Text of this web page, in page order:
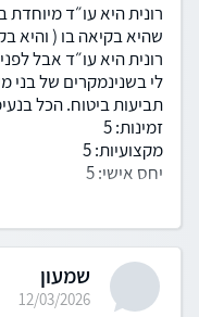
רונית היא עו״ד מיוחדת
שהיא בקיאה בו ( והיא
רונית היא עו״ד אבל
לי בשנינמקרים של בני
תביעות ביטוח. הכל
זמינות: 5
מקצועיות: 5
יחס אישי: 5
שמעון
12/03/2026